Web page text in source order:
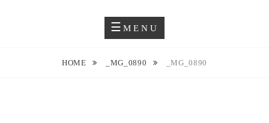
JUSTYNA EWA GROCHOWSKA
MENU
HOME _MG_0890 _MG_0890